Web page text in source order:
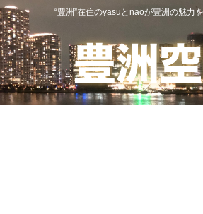
“豊洲”在住のyasuとnaoが豊洲の魅力